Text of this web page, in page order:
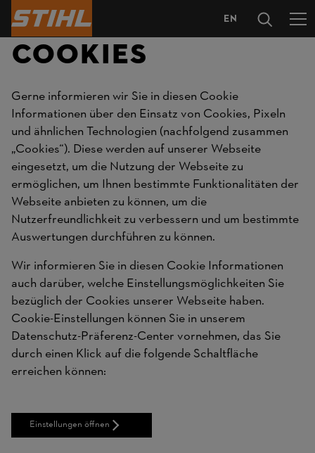
EN
COOKIES
Gerne informieren wir Sie in diesen Cookie
Informationen über den Einsatz von Cookies, Pixeln
und ähnlichen Technologien (nachfolgend zusammen
„Cookies“). Diese werden auf unserer Webseite
eingesetzt, um die Nutzung der Webseite zu
ermöglichen, um Ihnen bestimmte Funktionalitäten der
Webseite anbieten zu können, um die
Nutzerfreundlichkeit zu verbessern und um bestimmte
Auswertungen durchführen zu können.
Wir informieren Sie in diesen Cookie Informationen
auch darüber, welche Einstellungsmöglichkeiten Sie
bezüglich der Cookies unserer Webseite haben.
Cookie-Einstellungen können Sie in unserem
Datenschutz-Präferenz-Center vornehmen, das Sie
durch einen Klick auf die folgende Schaltfläche
erreichen können:
Einstellungen öffnen